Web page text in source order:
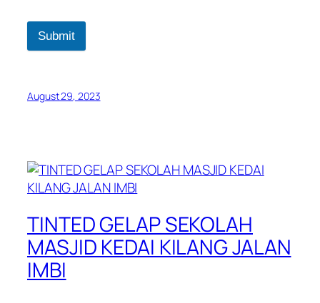
Submit
August 29, 2023
TINTED GELAP SEKOLAH
MASJID KEDAI KILANG JALAN
IMBI